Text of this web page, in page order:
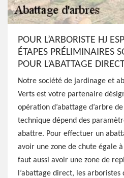
POUR L’ARBORISTE HJ
ÉTAPES PRÉLIMINAIRES
POUR L’ABATTAGE
Notre société de jardinage et
Verts est votre partenaire
opération d’abattage d’arbre
technique dépend des
abattre. Pour effectuer un
avoir une zone de chute égale à
faut aussi avoir une zone de
l’abattage direct, les